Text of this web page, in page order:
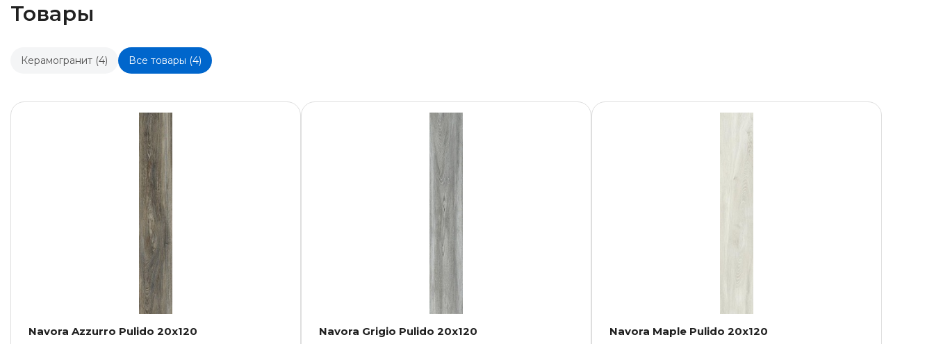
Товары
Керамогранит (4) Все товары (4)
Navora Azzurro Pulido 20x120 Navora Grigio Pulido 20x120 Navora Maple Pulido 20x120